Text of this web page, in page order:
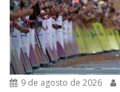
9 de agosto de 2026